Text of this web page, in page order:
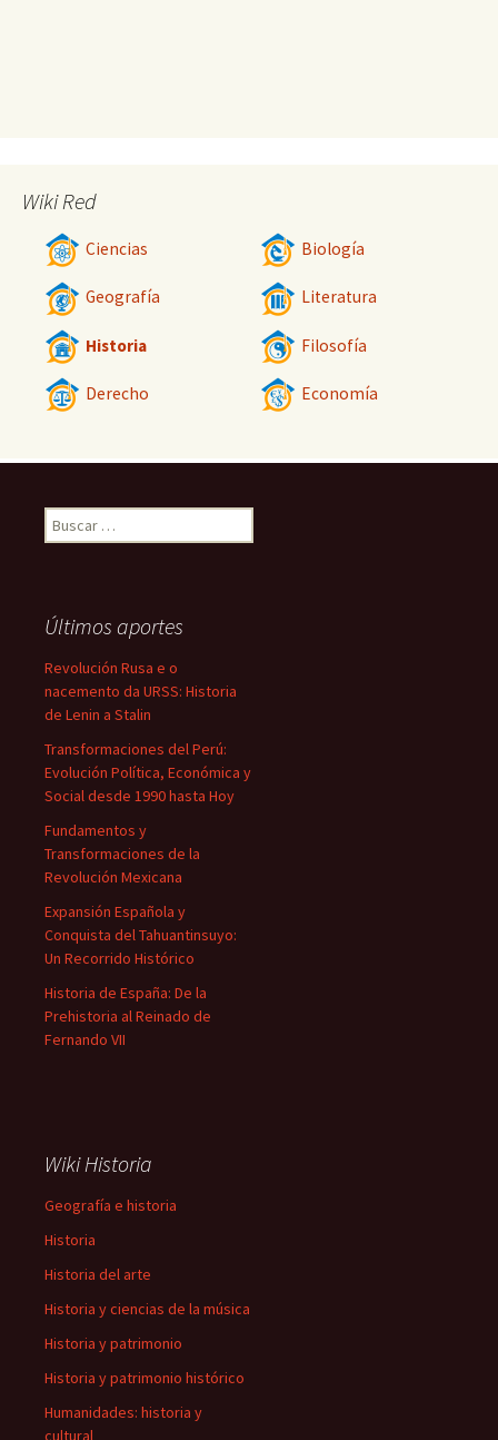
Wiki Red
Ciencias Biología
Geografía Literatura
Historia Filosofía
Derecho Economía
Buscar:
Últimos aportes
Revolución Rusa e o
nacemento da URSS: Historia
de Lenin a Stalin
Transformaciones del Perú:
Evolución Política, Económica y
Social desde 1990 hasta Hoy
Fundamentos y
Transformaciones de la
Revolución Mexicana
Expansión Española y
Conquista del Tahuantinsuyo:
Un Recorrido Histórico
Historia de España: De la
Prehistoria al Reinado de
Fernando VII
Wiki Historia
Geografía e historia
Historia
Historia del arte
Historia y ciencias de la música
Historia y patrimonio
Historia y patrimonio histórico
Humanidades: historia y
cultural